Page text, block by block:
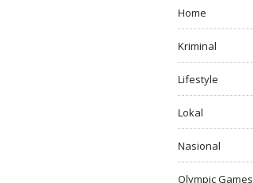
Home
Kriminal
Lifestyle
Lokal
Nasional
Olympic Games